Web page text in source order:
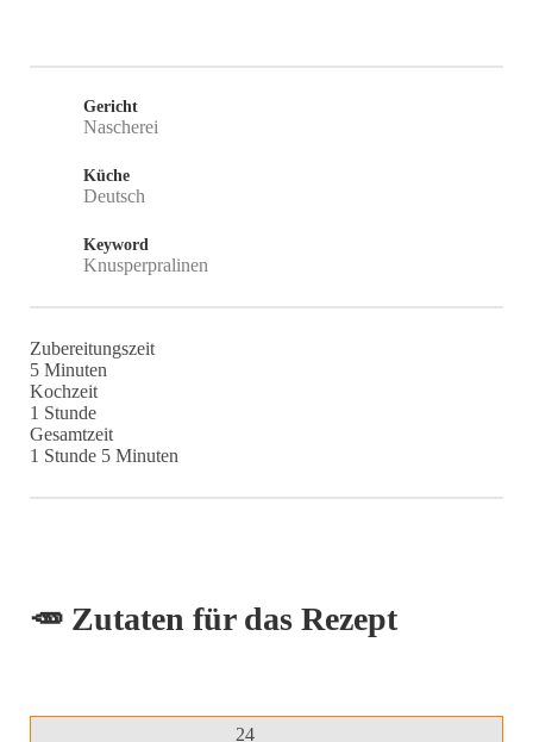
Gericht
Nascherei
Küche
Deutsch
Keyword
Knusperpralinen
Zubereitungszeit
5Minuten
Minuten
Kochzeit
1 Stunde
Stunde
Gesamtzeit
1 Stunde
Stunde 5Minuten
Minuten
🥕 Zutaten für das Rezept
24